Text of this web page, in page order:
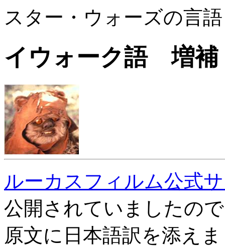
スター・ウォーズの言
イウォーク語 増補
ルーカスフィルム公式
公開されていましたの
原文に日本語訳を添え